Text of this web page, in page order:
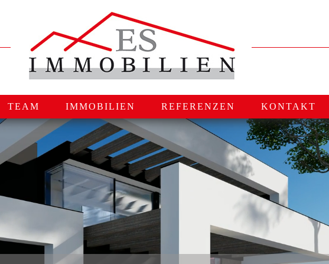
TEAM IMMOBILIEN REFERENZEN KONTAKT